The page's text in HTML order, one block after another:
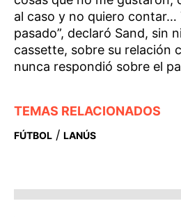
al caso y no quiero contar…
pasado”, declaró Sand, sin
cassette, sobre su relación
nunca respondió sobre el
TEMAS RELACIONADOS
FÚTBOL / LANÚS